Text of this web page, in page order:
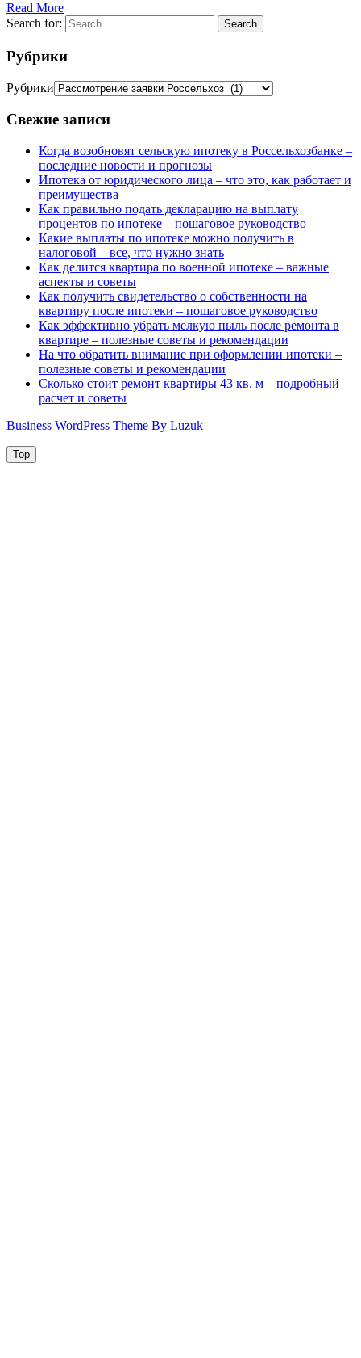
Read More
Search for:
Search
Рубрики
Рубрики
Свежие записи
Когда возобновят сельскую ипотеку в Россельхозбанке –
последние новости и прогнозы
Ипотека от юридического лица – что это, как работает и
преимущества
Как правильно подать декларацию на выплату
процентов по ипотеке – пошаговое руководство
Какие выплаты по ипотеке можно получить в
налоговой – все, что нужно знать
Как делится квартира по военной ипотеке – важные
аспекты и советы
Как получить свидетельство о собственности на
квартиру после ипотеки – пошаговое руководство
Как эффективно убрать мелкую пыль после ремонта в
квартире – полезные советы и рекомендации
На что обратить внимание при оформлении ипотеки –
полезные советы и рекомендации
Сколько стоит ремонт квартиры 43 кв. м – подробный
расчет и советы
Business WordPress Theme By Luzuk
Top